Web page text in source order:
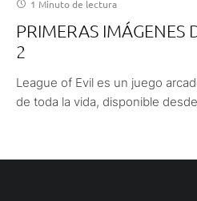
1 Minuto de lectura
PRIMERAS IMÁGENES
2
League of Evil es un juego
de toda la vida, disponible